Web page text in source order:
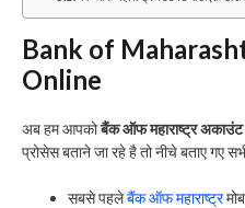
Bank of
Online
अब हम आपकोबैंक ऑफ महाराष्ट्र
प्रोसेस बताने जा रहे है तो नीचे बताए गए
सबसे पहलेबैंक ऑफ महाराष्ट्र